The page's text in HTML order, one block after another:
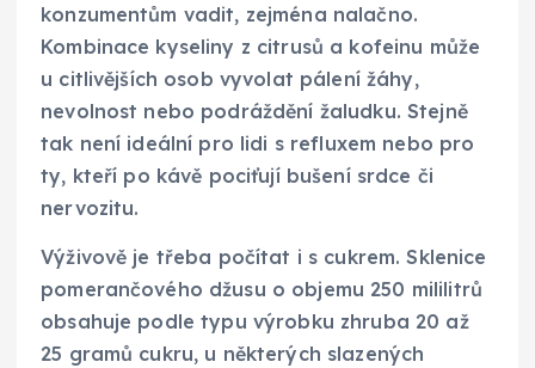
konzumentům vadit, zejména nalačno.
Kombinace kyseliny z citrusů a kofeinu může
u citlivějších osob vyvolat pálení žáhy,
nevolnost nebo podráždění žaludku. Stejně
tak není ideální pro lidi s refluxem nebo pro
ty, kteří po kávě pociťují bušení srdce či
nervozitu.
Výživově je třeba počítat i s cukrem. Sklenice
pomerančového džusu o objemu 250 mililitrů
obsahuje podle typu výrobku zhruba 20 až
25 gramů cukru, u některých slazených